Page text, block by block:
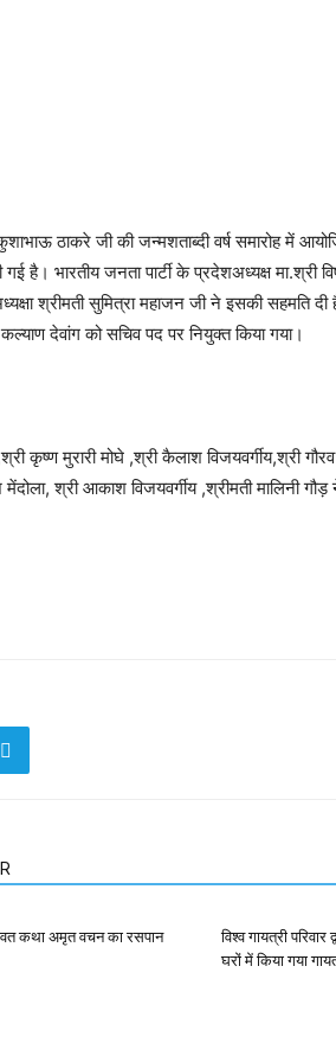
ठाकरे जी की जन्मशताब्दी वर्ष समारोह में
है। भारतीय जनता पार्टी के प्रदेशअध्यक्ष मा.श्री
श्रीमती सुमित्रा महाजन जी ने इसकी सहमति
देवांग को सचिव पद पर नियुक्त किया गया।
कृष्ण मुरारी मोघे ,श्री कैलाश विजयवर्गीय,श्री
श्री आकाश विजयवर्गीय ,श्रीमती मालिनी
कथा अमृत वचन का रसपान
विश्व गायत्री
घरों में किया गया